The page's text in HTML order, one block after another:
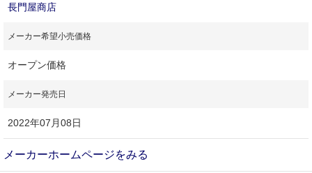
長門屋商店
メーカー希望小売価格
オープン価格
メーカー発売日
2022年07月08日
メーカーホームページをみる